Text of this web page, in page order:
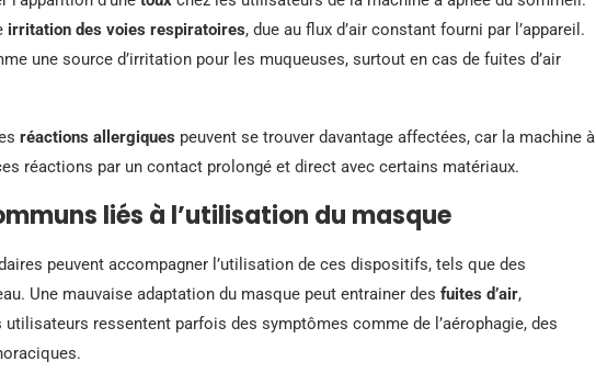
irritation des voies respiratoires, due au flux d’air constant fourni par l’appareil.
une source d’irritation pour les muqueuses, surtout en cas de fuites d’air
réactions allergiques peuvent se trouver davantage affectées, car la machine à
réactions par un contact prolongé et direct avec certains matériaux.
liés à l’utilisation du masque
peuvent accompagner l’utilisation de ces dispositifs, tels que des
Une mauvaise adaptation du masque peut entrainer des fuites d’air,
ressentent parfois des symptômes comme de l’aérophagie, des